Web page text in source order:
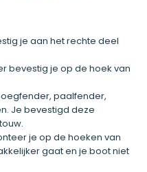
je aan het rechte deel
bevestig je op de hoek van
paalfender,
Je bevestigd deze
je op de hoeken van
gaat en je boot niet